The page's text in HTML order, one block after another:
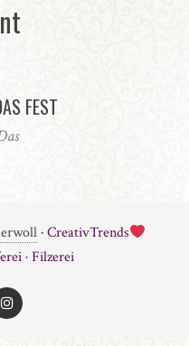
FEST
· CreativTrends
· Filzerei